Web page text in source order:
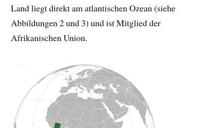
Land liegt direkt am atlantischen Ozean (siehe
Abbildungen 2 und 3) und ist Mitglied der
Afrikanischen Union.